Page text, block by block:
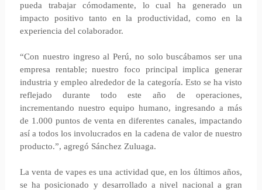
pueda trabajar cómodamente, lo cual ha generado un
impacto positivo tanto en la productividad, como en la
experiencia del colaborador.
“Con nuestro ingreso al Perú, no solo buscábamos ser una
empresa rentable; nuestro foco principal implica generar
industria y empleo alrededor de la categoría. Esto se ha visto
reflejado durante todo este año de operaciones,
incrementando nuestro equipo humano, ingresando a más
de 1.000 puntos de venta en diferentes canales, impactando
así a todos los involucrados en la cadena de valor de nuestro
producto.”, agregó Sánchez Zuluaga.
La venta de vapes es una actividad que, en los últimos años,
se ha posicionado y desarrollado a nivel nacional a gran